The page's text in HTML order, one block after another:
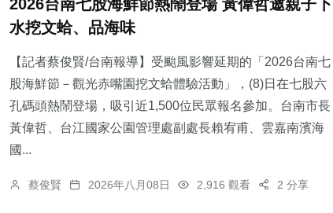
2026台南七股海鮮節熱鬧登場 黃偉哲邀親子下
水挖文蛤、品海味
【記者蔡俊賢/台南報導】受颱風影響延期的「2026台南七
股海鮮節－觀光赤嘴園挖文蛤體驗活動」，(8)日在七股六
孔碼頭熱鬧登場，吸引近1,500位民眾報名參加。台南市長
黃偉哲、台江國家公園管理處副處長賴宥甫、雲嘉南濱海
國...
蔡俊賢 2026年八月08日 2,916 觀看 2 分享
1+